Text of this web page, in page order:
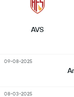
AVS
09-08-2025
08-03-2025